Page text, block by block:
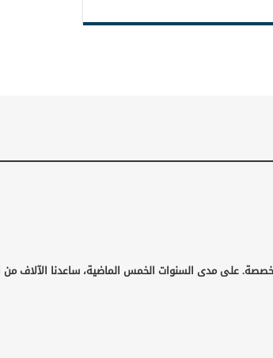
على مدى السنوات الخمس الماضية، ساعدنا الآلاف